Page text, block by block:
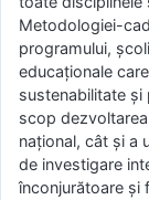
Metodologiei-
programului,
educaționale
sustenabilitate și
scop
național, cât și a
de investigare
înconjurătoare şi